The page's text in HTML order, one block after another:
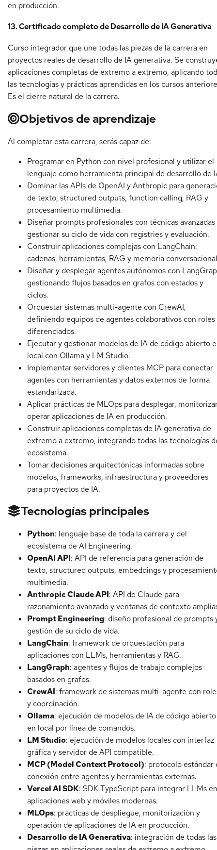
en producción.
13. Certificado completo de Desarrollo de IA Generativa
Curso integrador que une todas las piezas de la carrera en
proyectos reales de desarrollo de IA generativa. Se
aplicaciones completas de extremo a extremo, aplicando
las tecnologías y prácticas aprendidas en los cursos
Es el cierre natural de la carrera.
Objetivos de aprendizaje
Al completar esta carrera, serás capaz de:
Programar en Python con nivel profesional y utilizar el
lenguaje como herramienta principal de desarrollo de
Dominar las APIs de OpenAI y Anthropic para
de texto, structured outputs, function calling, RAG y
procesamiento multimedia.
Diseñar prompts profesionales con técnicas avanzadas
gestionar su ciclo de vida con registries y evaluación.
Construir aplicaciones complejas con LangChain:
cadenas, herramientas, RAG y memoria
Diseñar y desplegar agentes autónomos con
gestionando flujos basados en grafos con estados y
ciclos.
Orquestar sistemas multi-agente con CrewAI,
definiendo equipos de agentes colaborativos con roles
diferenciados.
Ejecutar y gestionar modelos de IA de código abierto
local con Ollama y LM Studio.
Implementar servidores y clientes MCP para conectar
agentes con herramientas y datos externos de forma
estandarizada.
Aplicar prácticas de MLOps para desplegar,
operar aplicaciones de IA en producción.
Construir aplicaciones completas de IA generativa de
extremo a extremo, integrando todas las tecnologías
ecosistema.
Tomar decisiones arquitectónicas informadas sobre
modelos, frameworks, infraestructura y proveedores
para proyectos de IA.
Tecnologías principales
Python: lenguaje base de toda la carrera y del
ecosistema de AI Engineering.
OpenAI API: API de referencia para generación de
texto, structured outputs, embeddings y
multimedia.
Anthropic Claude API: API de Claude para
razonamiento avanzado y ventanas de contexto
Prompt Engineering: diseño profesional de prompts
gestión de su ciclo de vida.
LangChain: framework de orquestación para
aplicaciones con LLMs, herramientas y RAG.
LangGraph: agentes y flujos de trabajo complejos
basados en grafos.
CrewAI: framework de sistemas multi-agente con
y coordinación.
Ollama: ejecución de modelos de IA de código abierto
en local por línea de comandos.
LM Studio: ejecución de modelos locales con interfaz
gráfica y servidor de API compatible.
MCP (Model Context Protocol): protocolo estándar
conexión entre agentes y herramientas externas.
Vercel AI SDK: SDK TypeScript para integrar LLMs en
aplicaciones web y móviles modernas.
MLOps: prácticas de despliegue, monitorización y
operación de aplicaciones de IA en producción.
Desarrollo de IA Generativa: integración de todas las